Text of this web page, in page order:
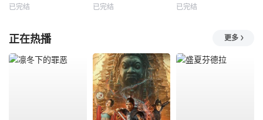
已完结 已完结 已完结
正在热播 更多